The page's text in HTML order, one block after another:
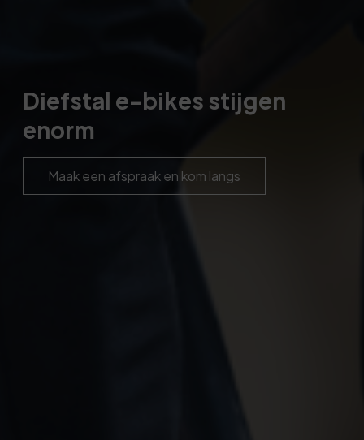
Diefstal e-bikes stijgen
enorm
Maak een afspraak en kom langs